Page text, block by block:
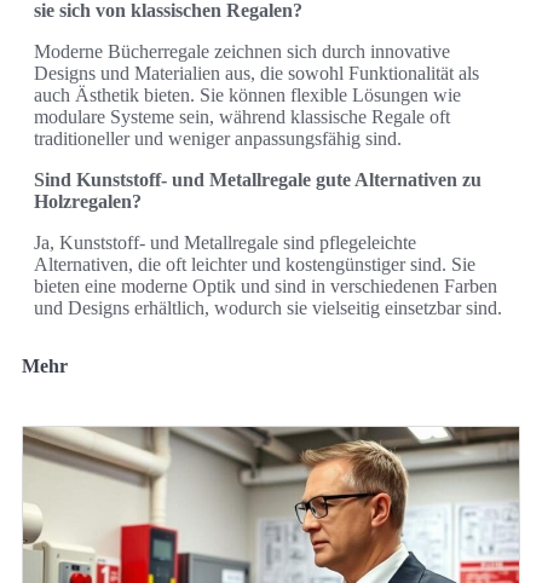
sie sich von klassischen Regalen?
Moderne Bücherregale zeichnen sich durch innovative
Designs und Materialien aus, die sowohl Funktionalität als
auch Ästhetik bieten. Sie können flexible Lösungen wie
modulare Systeme sein, während klassische Regale oft
traditioneller und weniger anpassungsfähig sind.
Sind Kunststoff- und Metallregale gute Alternativen zu
Holzregalen?
Ja, Kunststoff- und Metallregale sind pflegeleichte
Alternativen, die oft leichter und kostengünstiger sind. Sie
bieten eine moderne Optik und sind in verschiedenen Farben
und Designs erhältlich, wodurch sie vielseitig einsetzbar sind.
Mehr